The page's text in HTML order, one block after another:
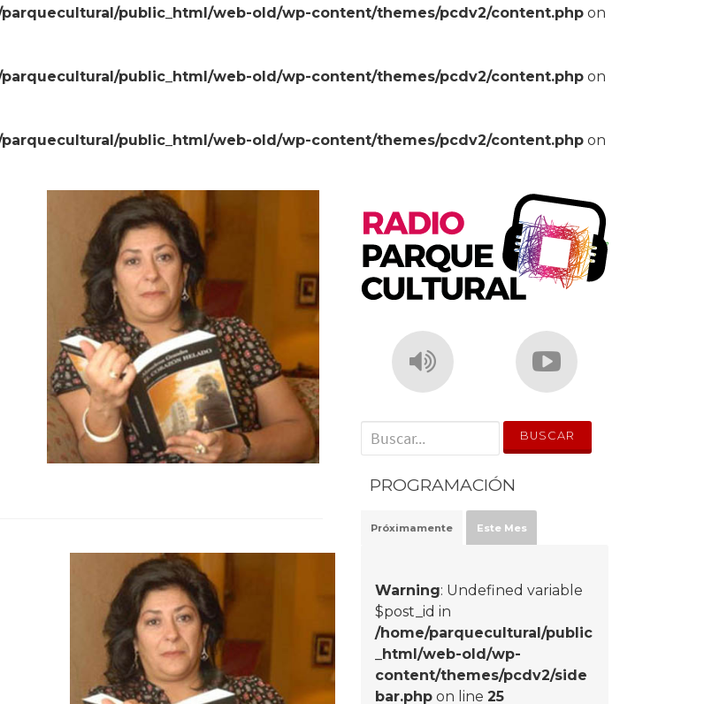
public_html/web-old/wp-content/themes/pcdv2/content.php on
public_html/web-old/wp-content/themes/pcdv2/content.php on
public_html/web-old/wp-content/themes/pcdv2/content.php on
' . __('Search for:') . '
PROGRAMACIÓN
Próximamente Este Mes
Warning: Undefined variable
$post_id in
/home/parquecultural/public
_html/web-old/wp-
content/themes/pcdv2/side
bar.php on line25